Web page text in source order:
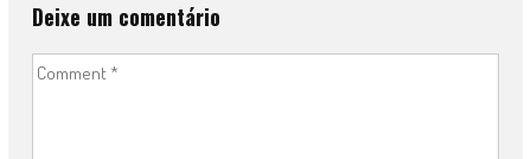
Deixe um comentário